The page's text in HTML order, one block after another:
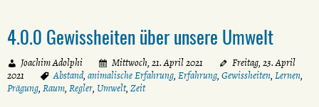
4.0.0 Gewissheiten über unsere Umwelt
Joachim Adolphi Mittwoch, 21. April 2021
Freitag, 23. April
2021
Abstand, animalische Erfahrung, Erfahrung, Gewissheiten, Lernen,
Prägung, Raum, Regler, Umwelt, Zeit